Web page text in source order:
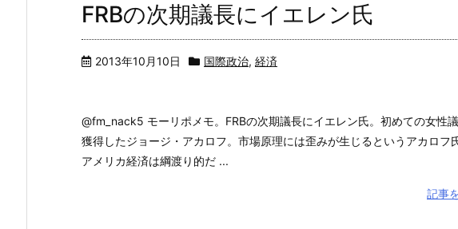
FRBの次期議長にイエレン氏
2013年10月10日 国際政治, 経済
@fm_nack5 モーリポメモ。FRBの次期議長にイエレン氏。初めての女性
獲得したジョージ・アカロフ。市場原理には歪みが生じるというアカロフ
アメリカ経済は綱渡り的だ ...
記事